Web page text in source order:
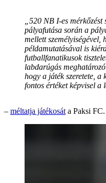
„520 NB I-es
pályafutása során a
mellett személyiségével,
példamutatásával is
futballfanatikusok
labdarúgás
hogy a játék szeretete, a
fontos értéket képvisel a
– méltatja játékosát a Paksi FC.